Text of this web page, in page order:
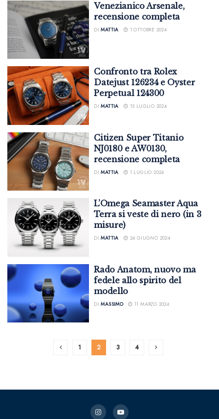
Venezianico Arsenale,
recensione completa
DI MATTIA 1 OTTOBRE 2024
Confronto tra Rolex
Datejust 126234 e Oyster
Perpetual 124300
DI MATTIA 15 LUGLIO 2024
Citizen Super Titanio
NJ0180 e AW0130,
recensione completa
DI MATTIA 1 LUGLIO 2024
L’Omega Seamaster Aqua
Terra si veste di nero (in 3
misure)
DI MATTIA 24 GIUGNO 2024
Rado Anatom, nuovo ma
fedele allo spirito del
modello
DI MASSIMO 11 MARZO 2024
1 2 3 4